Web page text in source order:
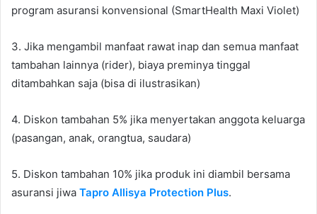
program asuransi konvensional (SmartHealth Maxi Violet)
3. Jika mengambil manfaat rawat inap dan semua manfaat
tambahan lainnya (rider), biaya preminya tinggal
ditambahkan saja (bisa di ilustrasikan)
4. Diskon tambahan 5% jika menyertakan anggota keluarga
(pasangan, anak, orangtua, saudara)
5. Diskon tambahan 10% jika produk ini diambil bersama
asuransi jiwa Tapro Allisya Protection Plus.